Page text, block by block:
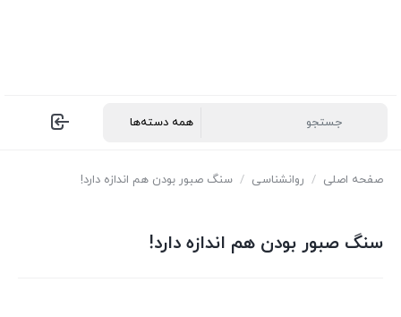
صفحه اصلی / روانشناسی / سنگ صبور بودن هم اندازه دارد!
سنگ صبور بودن هم اندازه دارد!